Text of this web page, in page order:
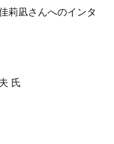
莉凪さんへのインタ
氏